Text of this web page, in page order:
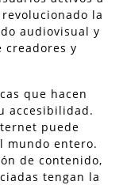
la
audiovisual y
creadores y
que hacen
accesibilidad.
puede
mundo entero.
de contenido,
tengan la